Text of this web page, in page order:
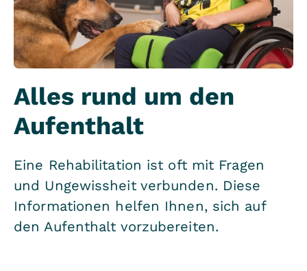
Alles rund um den
Aufenthalt
Eine Rehabilitation ist oft mit Fragen
und Ungewissheit verbunden. Diese
Informationen helfen Ihnen, sich auf
den Aufenthalt vorzubereiten.